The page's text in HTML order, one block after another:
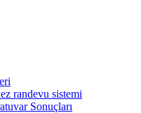
randevu sistemi
Sonuçları